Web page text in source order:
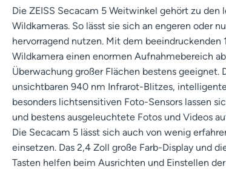
Die ZEISS Secacam 5 Weitwinkel gehört zu
Wildkameras. So lässt sie sich an engeren oder
hervorragend nutzen. Mit dem beeindruckenden
Wildkamera einen enormen Aufnahmebereich
Überwachung großer Flächen bestens geeignet.
unsichtbaren 940 nm Infrarot-Blitzes,
besonders lichtsensitiven Foto-Sensors lassen
und bestens ausgeleuchtete Fotos und Videos
Die Secacam 5 lässt sich auch von wenig
einsetzen. Das 2,4 Zoll große Farb-Display und
Tasten helfen beim Ausrichten und Einstellen